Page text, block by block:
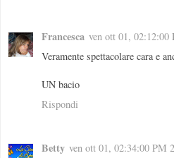
Francesca ven ott 01, 02:12:00
Veramente spettacolare cara e
UN bacio
Rispondi
Betty ven ott 01, 02:34:00 PM